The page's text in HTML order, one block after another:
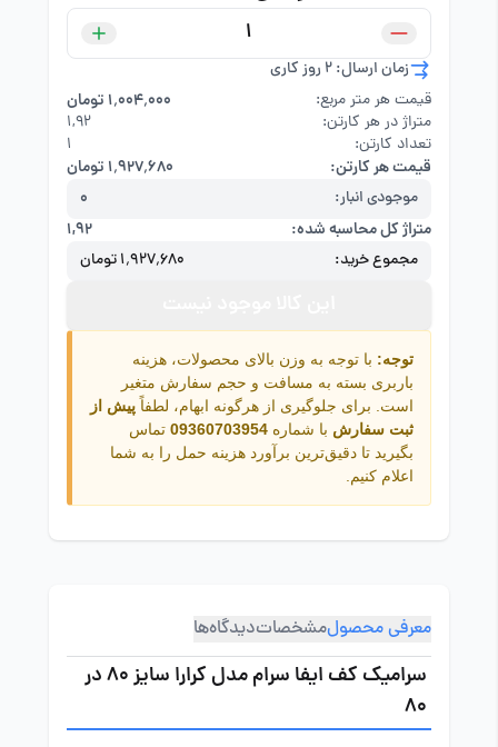
زمان ارسال: 2 روز کاری
قیمت هر متر مربع:
۱٬۰۰۴٬۰۰۰ تومان
متراژ در هر کارتن:
۱,۹۲
تعداد کارتن:
1
قیمت هر کارتن: ۱٬۹۲۷٬۶۸۰ تومان
موجودی انبار:
0
متراژ کل محاسبه شده:
۱,۹۲
مجموع خرید: ۱٬۹۲۷٬۶۸۰ تومان
توجه: با توجه به وزن بالای محصولات، هزینه
باربری بسته به مسافت و حجم سفارش متغیر
است. برای جلوگیری از هرگونه ابهام، لطفاً پیش از
ثبت سفارش با شماره 09360703954 تماس
بگیرید تا دقیق‌ترین برآورد هزینه حمل را به شما
اعلام کنیم.
معرفی محصولمشخصاتدیدگاه‌ها
سرامیک کف ایفا سرام مدل کرارا سایز 80 در
80